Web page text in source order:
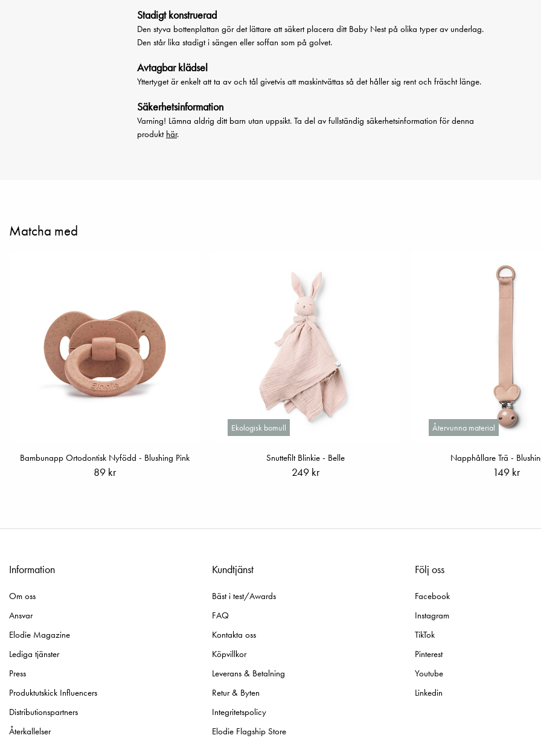
Stadigt konstruerad
Den styva bottenplattan gör det lättare att säkert placera ditt Baby Nest på olika typer av underlag.
Den står lika stadigt i sängen eller soffan som på golvet.
Avtagbar klädsel
Yttertyget är enkelt att ta av och tål givetvis att maskintvättas så det håller sig rent och fräscht länge.
Säkerhetsinformation
Varning! Lämna aldrig ditt barn utan uppsikt. Ta del av fullständig säkerhetsinformation för denna
produkt här.
Matcha med
Bambunapp Ortodontisk Nyfödd - Blushing Pink
89 kr
Ekologisk bomull
Snuttefilt Blinkie - Belle
249 kr
Återvunna material
Napphållare Trä -
149 kr
Information
Om oss
Ansvar
Elodie Magazine
Lediga tjänster
Press
Produktutskick Influencers
Distributionspartners
Återkallelser
Kundtjänst
Bäst i test/Awards
FAQ
Kontakta oss
Köpvillkor
Leverans & Betalning
Retur & Byten
Integritetspolicy
Elodie Flagship Store
Följ oss
Facebook
Instagram
TikTok
Pinterest
Youtube
Linkedin